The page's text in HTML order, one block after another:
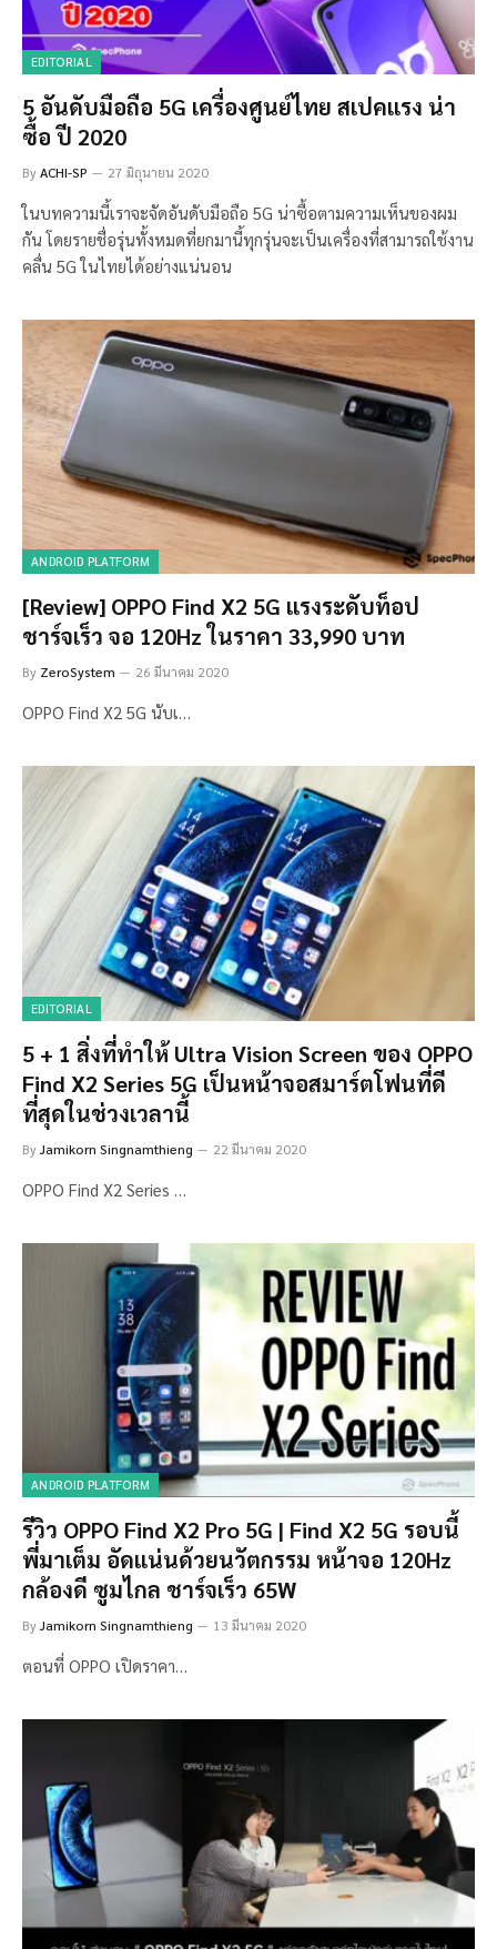
EDITORIAL
5 อันดับมือถือ 5G เครื่องศูนย์ไทย สเปคแรง น่า
ซื้อ ปี 2020
ByACHI-SP 27 มิถุนายน 2020
ในบทความนี้เราจะจัดอันดับมือถือ 5G น่าซื้อตามความเห็นของผม
กัน โดยรายชื่อรุ่นทั้งหมดที่ยกมานี้ทุกรุ่นจะเป็นเครื่องที่สามารถใช้งาน
คลื่น 5G ในไทยได้อย่างแน่นอน
ANDROID PLATFORM
[Review] OPPO Find X2 5G แรงระดับท็อป
ชาร์จเร็ว จอ 120Hz ในราคา 33,990 บาท
By ZeroSystem 26 มีนาคม 2020
OPPO Find X2 5G นับเ…
EDITORIAL
5 + 1 สิ่งที่ทำให้ Ultra Vision Screen ของ OPPO
Find X2 Series 5G เป็นหน้าจอสมาร์ตโฟนที่ดี
ที่สุดในช่วงเวลานี้
ByJamikorn Singnamthieng 22 มีนาคม 2020
OPPO Find X2 Series …
ANDROID PLATFORM
รีวิว OPPO Find X2 Pro 5G | Find X2 5G รอบนี้
พี่มาเต็ม อัดแน่นด้วยนวัตกรรม หน้าจอ 120Hz
กล้องดี ซูมไกล ชาร์จเร็ว 65W
ByJamikorn Singnamthieng 13 มีนาคม 2020
ตอนที่ OPPO เปิดราคา…